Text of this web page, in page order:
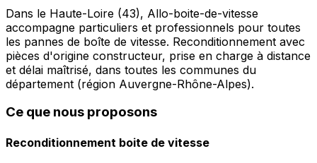
Dans le Haute-Loire (43), Allo-boite-de-vitesse
accompagne particuliers et professionnels pour toutes
les pannes de boîte de vitesse. Reconditionnement avec
pièces d'origine constructeur, prise en charge à distance
et délai maîtrisé, dans toutes les communes du
département (région Auvergne-Rhône-Alpes).
Ce que nous proposons
Reconditionnement boite de vitesse